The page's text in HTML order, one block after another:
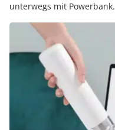
unterwegs mit Powerbank.